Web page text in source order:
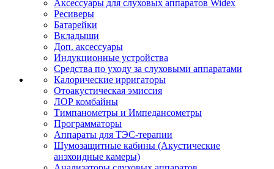
Аксессуары для слуховых аппаратов Widex
Ресиверы
Батарейки
Вкладыши
Доп. аксессуары
Индукционные устройства
Средства по уходу за слуховыми аппаратами
Калорические ирригаторы
Отоакустическая эмиссия
ЛОР комбайны
Тимпанометры и Импедансометры
Программаторы
Аппараты для ТЭС-терапии
Шумозащитные кабины (Акустические
анэхоидные камеры)